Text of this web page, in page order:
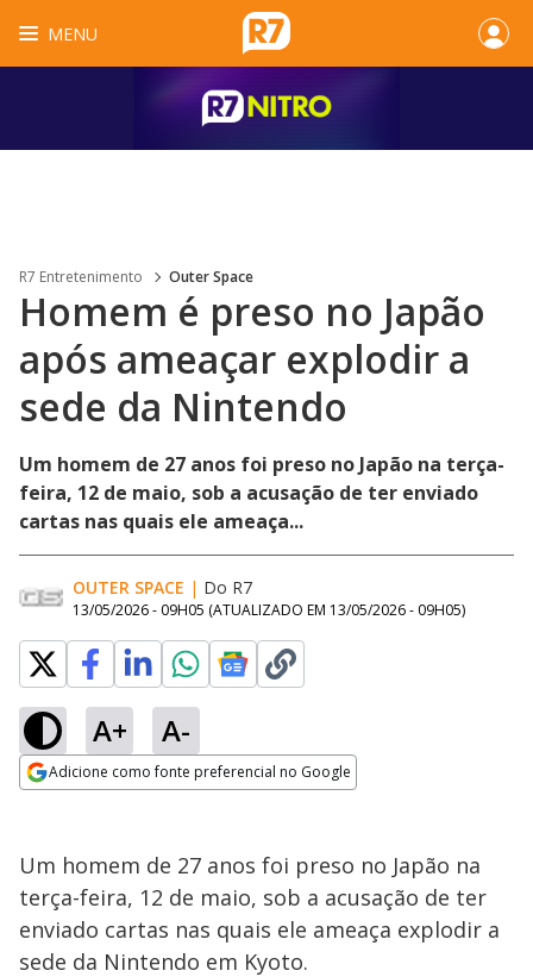
MENU
R7 Entretenimento Outer Space
Homem é preso no Japão
após ameaçar explodir a
sede da Nintendo
Um homem de 27 anos foi preso no Japão na terça-
feira, 12 de maio, sob a acusação de ter enviado
cartas nas quais ele ameaça...
OUTER SPACE | Do R7
13/05/2026 - 09H05 (ATUALIZADO EM 13/05/2026 - 09H05)
A+ A-
Adicione como fonte preferencial no Google
Um homem de 27 anos foi preso no Japão na
terça-feira, 12 de maio, sob a acusação de ter
enviado cartas nas quais ele ameaça explodir a
sede da Nintendo em Kyoto.